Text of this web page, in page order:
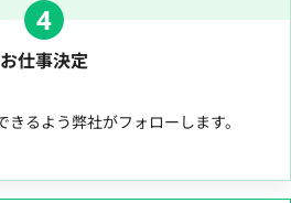
4
お仕事決定
るよう弊社がフォローします。